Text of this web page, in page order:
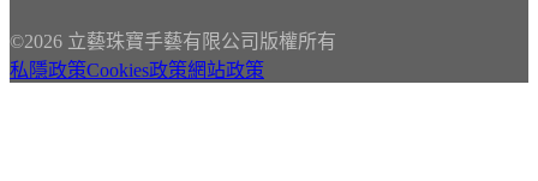
©2026 立藝珠寶手藝有限公司版權所有
私隱政策Cookies政策網站政策